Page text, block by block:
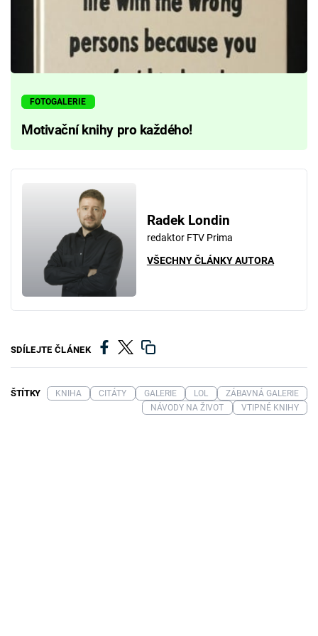
FOTOGALERIE
Motivační knihy pro každého!
Radek Londin
redaktor FTV Prima
VŠECHNY ČLÁNKY AUTORA
SDÍLEJTE ČLÁNEK
ŠTÍTKY KNIHA CITÁTY GALERIE LOL
ZÁBAVNÁ GALERIE
NÁVODY NA ŽIVOT
VTIPNÉ KNIHY